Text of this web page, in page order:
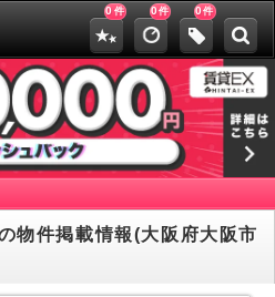
0 件 0件 0件
物件掲載情報(大阪府大阪市